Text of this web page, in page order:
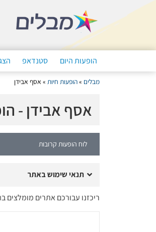
הופעות היום סטנדאפ
מבלים »הופעות חיות » אסף אבידן
אסף אבידן -
לוח הופעות קרובות
תנאי שימוש באתר
ריכזנו עבורכם אתרים מומלצים